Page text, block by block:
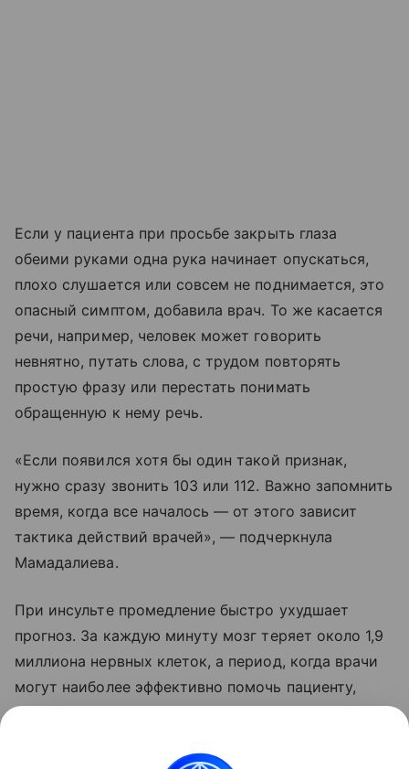
Если у пациента при просьбе закрыть глаза
обеими руками одна рука начинает опускаться,
плохо слушается или совсем не поднимается, это
опасный симптом, добавила врач. То же касается
речи, например, человек может говорить
невнятно, путать слова, с трудом повторять
простую фразу или перестать понимать
обращенную к нему речь.
«Если появился хотя бы один такой признак,
нужно сразу звонить 103 или 112. Важно запомнить
время, когда все началось — от этого зависит
тактика действий врачей», — подчеркнула
Мамадалиева.
При инсульте промедление быстро ухудшает
прогноз. За каждую минуту мозг теряет около 1,9
миллиона нервных клеток, а период, когда врачи
могут наиболее эффективно помочь пациенту,
составляет всего около четырех часов, заключила